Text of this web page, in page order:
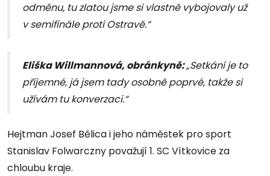
odměnu, tu zlatou jsme si vlastně vybojovaly už
v semifinále proti Ostravě.“
Eliška Willmannová, obránkyně:„Setkání je to
příjemné, já jsem tady osobně poprvé, takže si
užívám tu konverzaci.“
Hejtman Josef Bělica i jeho náměstek pro sport
Stanislav Folwarczny považují 1. SC Vítkovice za
chloubu kraje.